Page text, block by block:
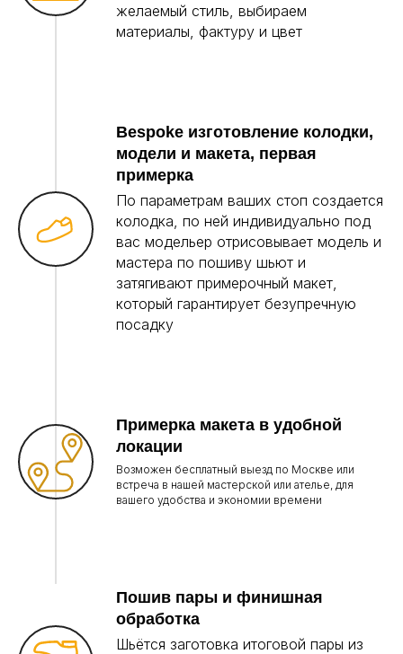
желаемый стиль, выбираем
материалы, фактуру и цвет
Bespoke изготовление колодки,
модели и макета, первая
примерка
По параметрам ваших стоп создается
колодка, по ней индивидуально под
вас модельер отрисовывает модель и
мастера по пошиву шьют и
затягивают примерочный макет,
который гарантирует безупречную
посадку
Примерка макета в удобной
локации
Возможен бесплатный выезд по Москве или
встреча в нашей мастерской или ателье, для
вашего удобства и экономии времени
Пошив пары и финишная
обработка
Шьётся заготовка итоговой пары из